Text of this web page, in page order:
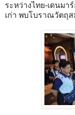
ระหว่างไทย-เดนม
เก่า พบโบราณวัตถุ